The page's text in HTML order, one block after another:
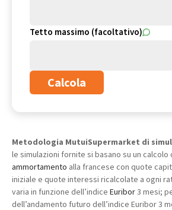
Tetto massimo (facoltativo)
Calcola
Metodologia MutuiSupermarket di
le simulazioni fornite si basano su un calcolo
ammortamento alla francese con quote
iniziale e quote interessi ricalcolate a ogni
varia in funzione dell’indice Euribor3 mesi;
dell’andamento futuro dell’indice Euribor 3